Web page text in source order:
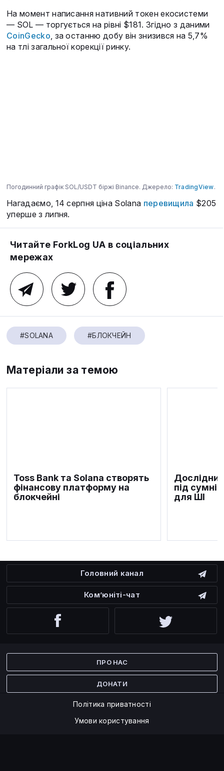
На момент написання нативний токен екосистеми
— SOL — торгується на рівні $181. Згідно з даними
CoinGecko, за останню добу він знизився на 5,7%
на тлі загальної корекції ринку.
Погодинний графік SOL/USDT біржі Binance. Джерело: TradingView.
Нагадаємо, 14 серпня ціна Solana перевищила $205
уперше з липня.
Читайте ForkLog UA в соціальних
мережах
#SOLANA #БЛОКЧЕЙН
Матеріали за темою
Toss Bank та Solana створять
фінансову платформу на
блокчейні
під
для ШІ
Головний канал
Ком’юніті-чат
ПРО НАС
ДОНАТИ
Політика приватності
Умови користування